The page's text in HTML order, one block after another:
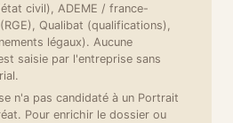
civil), ADEME / france-
Qualibat (qualifications),
légaux). Aucune
saisie par l'entreprise sans
n'a pas candidaté à un Portrait
Pour enrichir le dossier ou